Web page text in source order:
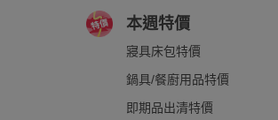
本週特價
寢具床包特價
鍋具/餐廚用品特價
即期品出清特價